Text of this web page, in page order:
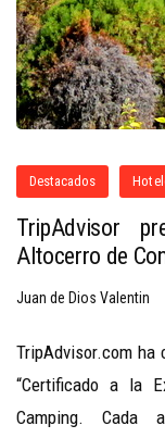
Destacados
TripAdvisor
Altocerro de
Juan de Dios Valentin
TripAdvisor.com ha
“Certificado a la
Camping.